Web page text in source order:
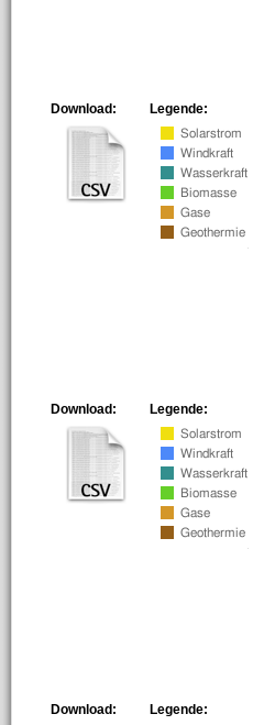
Legende:
Download:
Legende:
Download:
Legende:
Download: